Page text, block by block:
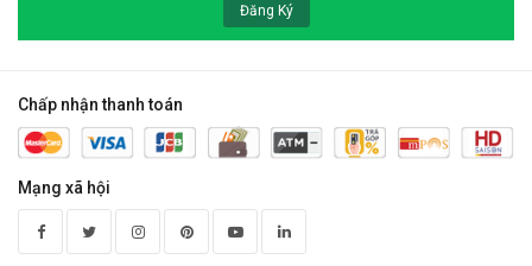
Đăng Ký
Chấp nhận thanh toán
Mạng xã hội